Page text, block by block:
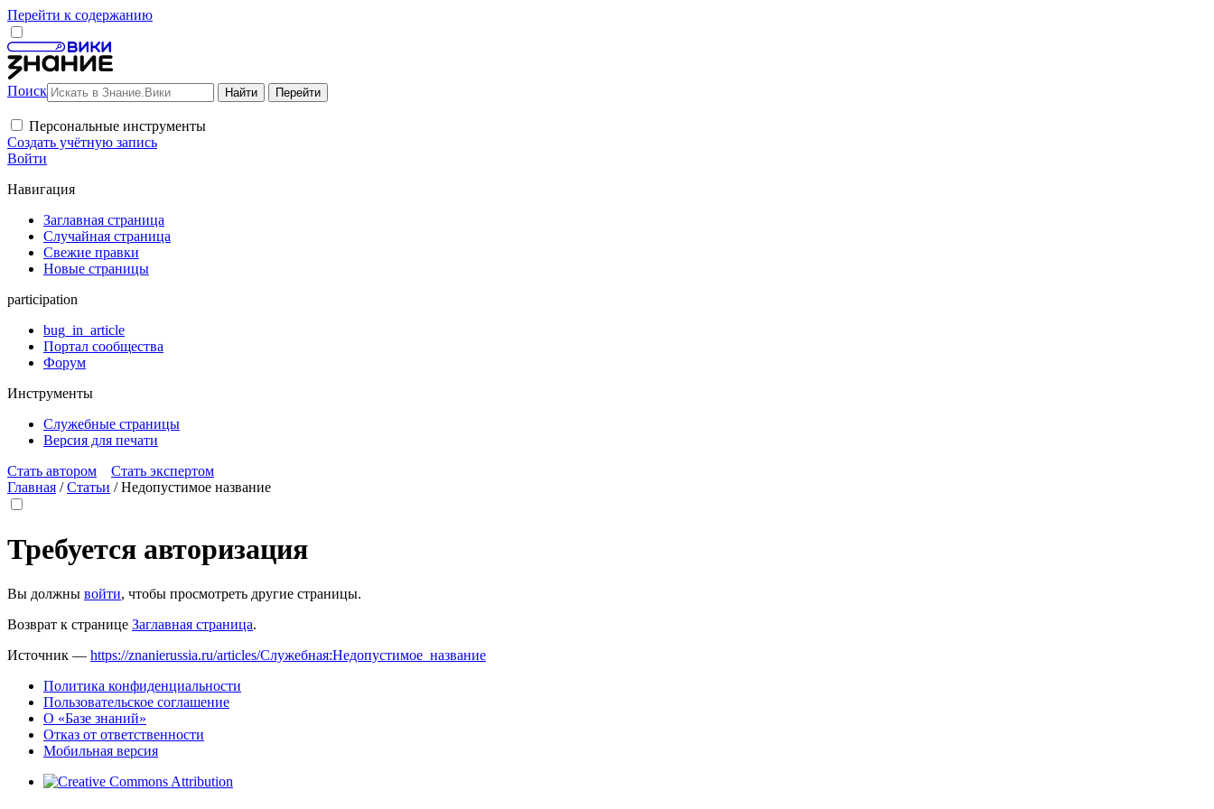
Перейти к содержанию
Поиск
Персональные инструменты
Создать учётную запись
Войти
Навигация
Заглавная страница
Случайная страница
Свежие правки
Новые страницы
participation
bug_in_article
Портал сообщества
Форум
Инструменты
Служебные страницы
Версия для печати
Стать автором
Стать экспертом
Главная /Статьи /Недопустимое название
Требуется авторизация
Вы должны войти, чтобы просмотреть другие страницы.
Возврат к странице Заглавная страница.
Источник — https://znanierussia.ru/articles/Служебная:Недопустимое_название
Политика конфиденциальности
Пользовательское соглашение
О «Базе знаний»
Отказ от ответственности
Мобильная версия